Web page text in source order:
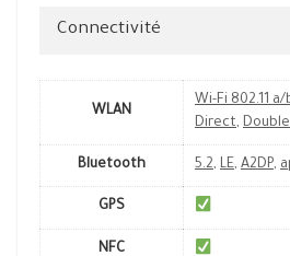
Connectivité
WLAN
Wi-Fi 802.11
Direct,
Bluetooth 5.2, LE, A2DP,
GPS
NFC